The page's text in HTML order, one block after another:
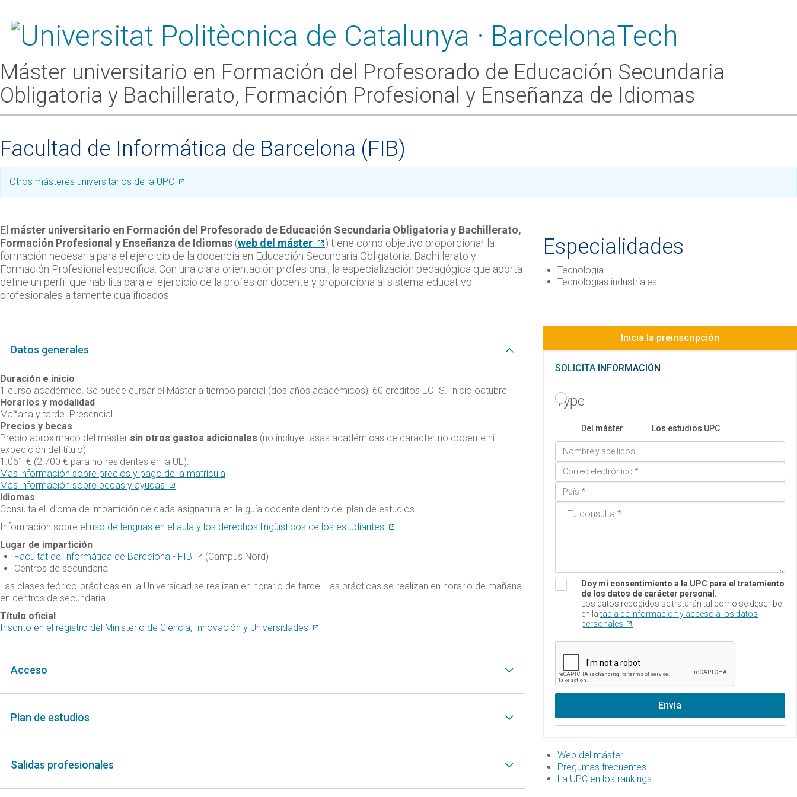
Máster universitario en Formación del Profesorado de Educación Secundaria
Obligatoria y Bachillerato, Formación Profesional y Enseñanza de Idiomas
Facultad de Informática de Barcelona (FIB)
Otros másteres universitarios de la UPC
El máster universitario en Formación del Profesorado de Educación Secundaria Obligatoria y Bachillerato,
Formación Profesional y Enseñanza de Idiomas (web del máster
) tiene como objetivo proporcionar la
formación necesaria para el ejercicio de la docencia en Educación Secundaria Obligatoria, Bachillerato y
Formación Profesional específica. Con una clara orientación profesional, la especialización pedagógica que aporta
define un perfil que habilita para el ejercicio de la profesión docente y proporciona al sistema educativo
profesionales altamente cualificados.
Especialidades
Tecnología
Tecnologías industriales
Datos generales
Duración e inicio
1 curso académico. Se puede cursar el Máster a tiempo parcial (dos años académicos), 60 créditos ECTS. Inicio octubre
Horarios y modalidad
Mañana y tarde. Presencial
Precios y becas
Precio aproximado del máster sin otros gastos adicionales (no incluye tasas académicas de carácter no docente ni
expedición del título):
1.061 € (2.700 € para no residentes en la UE).
Más información sobre precios y pago de la matrícula
Más información sobre becas y ayudas
Idiomas
Consulta el idioma de impartición de cada asignatura en la guía docente dentro del plan de estudios.
Información sobre el uso de lenguas en el aula y los derechos lingüísticos de los estudiantes
.
Lugar de impartición
Facultat de Informática de Barcelona - FIB
(Campus Nord)
Centros de secundaria
Las clases teórico-prácticas en la Universidad se realizan en horario de tarde. Las prácticas se realizan en horario de mañana
en centros de secundaria.
Título oficial
Inscrito en el registro del Ministerio de Ciencia, Innovación y Universidades
Acceso
Plan de estudios
Salidas profesionales
Inicia la preinscripción
SOLICITA INFORMACIÓN
Type
Del máster Los estudios UPC
Doy mi consentimiento a la UPC para el tratamiento
de los datos de carácter personal.
Los datos recogidos se tratarán tal como se describe
en latabla de información y acceso a los datos
personales
Envía
Web del máster
Preguntas frecuentes
La UPC en los rankings